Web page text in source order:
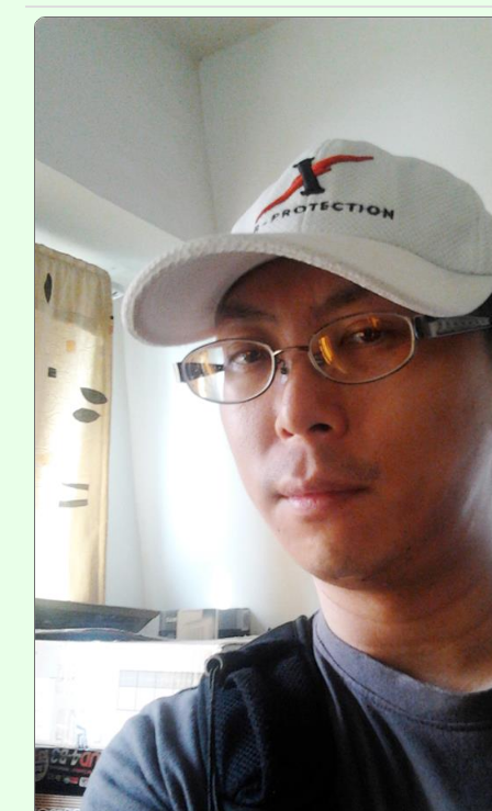
半價優惠，詳情可洽有
份教師增能研習
大溪自造教育及科技中
份教師研習
淨零綠生活教案入校路